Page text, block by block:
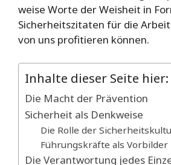
weise Worte der Weisheit in
Sicherheitszitaten für die
von uns profitieren können.
Inhalte dieser Seite hier:
Die Macht der Prävention
Sicherheit als Denkweise
Die Rolle der
Führungskräfte als Vorbilder
Die Verantwortung jedes